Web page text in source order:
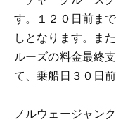
す。１２０日前ま
しとなります。ま
ルーズの料金最終
て、乗船日３０日
ノルウェージャン